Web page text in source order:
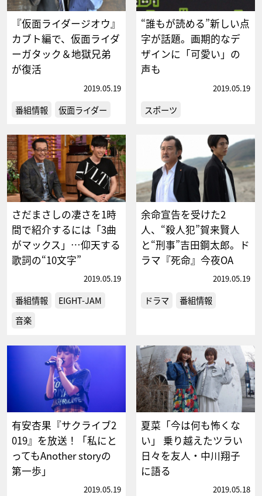
『仮面ライダージオウ』
カブト編で、仮面ライダ
ーガタック＆地獄兄弟
が復活
2019.05.19
番組情報 仮面ライダー
“誰もが読める”新しい点
字が話題。画期的なデ
ザインに「可愛い」の
声も
2019.05.19
スポーツ
さだまさしの凄さを1時
間で紹介するには「3曲
がマックス」…仰天する
歌詞の“10文字”
2019.05.19
番組情報
EIGHT-JAM
音楽
余命宣告を受けた2
人、“殺人犯”賀来賢人
と“刑事”吉田鋼太郎。ド
ラマ『死命』今夜OA
2019.05.19
ドラマ 番組情報
有安杏果『サクライブ2
019』を放送！「私にと
ってもAnother storyの
第一歩」
2019.05.19
夏菜「今は何も怖くな
い」 乗り越えたツラい
日々を友人・中川翔子
に語る
2019.05.18